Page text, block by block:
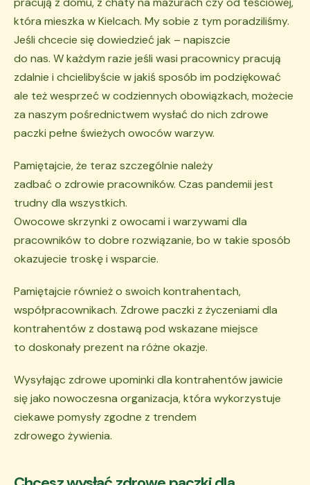
która mieszka w Kielcach. My sobie z tym poradziliśmy.
Jeśli chcecie się dowiedzieć jak – napiszcie
do nas. W każdym razie jeśli wasi pracownicy pracują
zdalnie i chcielibyście w jakiś sposób im podziękować
ale też wesprzeć w codziennych obowiązkach, możecie
za naszym pośrednictwem wysłać do nich zdrowe
paczki pełne świeżych owoców warzyw.
Pamiętajcie, że teraz szczególnie należy
zadbać o zdrowie pracowników. Czas pandemii jest
trudny dla wszystkich.
Owocowe skrzynki z owocami i warzywami dla
pracowników to dobre rozwiązanie, bo w takie sposób
okazujecie troskę i wsparcie.
Pamiętajcie również o swoich kontrahentach,
współpracownikach. Zdrowe paczki z życzeniami dla
kontrahentów z dostawą pod wskazane miejsce
to doskonały prezent na różne okazje.
Wysyłając zdrowe upominki dla kontrahentów jawicie
się jako nowoczesna organizacja, która wykorzystuje
ciekawe pomysły zgodne z trendem
zdrowego żywienia.